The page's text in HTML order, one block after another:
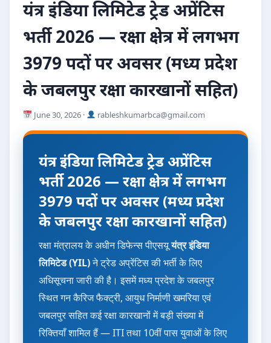
यंत्र इंडिया लिमिटेड ट्रेड अप्रेंटिस
भर्ती 2026 — रक्षा क्षेत्र में लगभग
3979 पदों पर अवसर (मध्य प्रदेश
के जबलपुर रक्षा कारखानों सहित)
June 30, 2026 · rableshkumarbca@gmail.com
यंत्र इंडिया लिमिटेड ट्रेड अप्रेंटिस
भर्ती 2026 — रक्षा क्षेत्र में लगभग
3979 पदों पर अवसर (मध्य प्रदेश
के जबलपुर रक्षा कारखानों सहित)
रक्षा मंत्रालय के अधीन डिफेन्स पीएसयूयंत्र इंडिया
लिमिटेड (YIL)ने ट्रेड अप्रेंटिस की भर्ती के लिए
अधिसूचना जारी की है। इसमें मध्य प्रदेश के जबलपुर
स्थित गन कैरिज फैक्ट्री, आयुध निर्माणी खमरिया एवं
जबलपुर सहित कई रक्षा कारखानों में बड़ी संख्या में
रिक्तियाँ शामिल हैं — ITI तथा 10वीं पास युवाओं के लिए